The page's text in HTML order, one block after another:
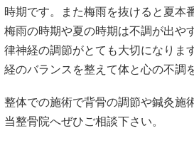
時期です。また梅雨を抜けると夏本
梅雨の時期や夏の時期は不調が出や
律神経の調節がとても大切になりま
経のバランスを整えて体と心の不調
整体での施術で背骨の調節や鍼灸施
当整骨院へぜひご相談下さい。